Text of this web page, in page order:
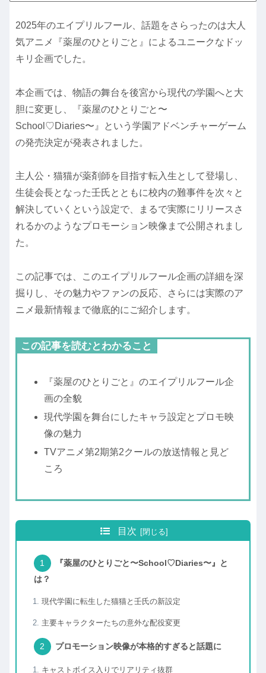
2025年のエイプリルフール、話題をさらったのは大人
気アニメ『薬屋のひとりごと』によるユニークなドッ
キリ企画でした。
本企画では、物語の舞台を後宮から現代の学園へと大
胆に変更し、『薬屋のひとりごと〜
School♡Diaries〜』という学園アドベンチャーゲーム
の発売決定が発表されました。
主人公・猫猫が薬剤師を目指す転入生として登場し、
生徒会長となった壬氏とともに校内の難事件を次々と
解決していくという設定で、まるで実際にリリースさ
れるかのようなプロモーション映像まで公開されまし
た。
この記事では、このエイプリルフール企画の詳細を深
掘りし、その魅力やファンの反応、さらには実際のア
ニメ最新情報まで徹底的にご紹介します。
この記事を読むとわかること
『薬屋のひとりごと』のエイプリルフール企
画の全貌
現代学園を舞台にしたキャラ設定とプロモ映
像の魅力
TVアニメ第2期第2クールの放送情報と見ど
ころ
目次
『薬屋のひとりごと〜School♡Diaries〜』と
は？
現代学園に転生した猫猫と壬氏の新設定
主要キャラクターたちの意外な配役変更
プロモーション映像が本格的すぎると話題に
キャストボイス入りでリアリティ抜群